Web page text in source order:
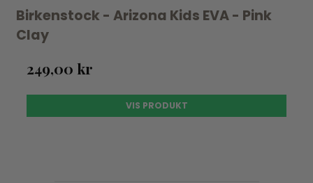
Birkenstock - Arizona Kids EVA - Pink
Clay
249,00 kr
VIS PRODUKT